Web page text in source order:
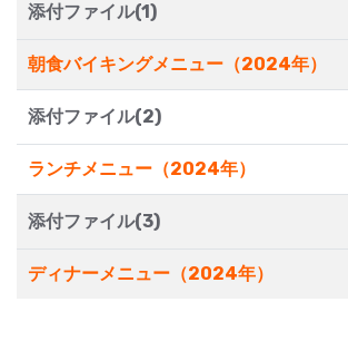
添付ファイル(1)
朝食バイキングメニュー（2024年）
添付ファイル(2)
ランチメニュー（2024年）
添付ファイル(3)
ディナーメニュー（2024年）